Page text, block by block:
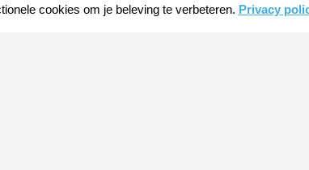
cookies om je beleving te verbeteren. Privacy